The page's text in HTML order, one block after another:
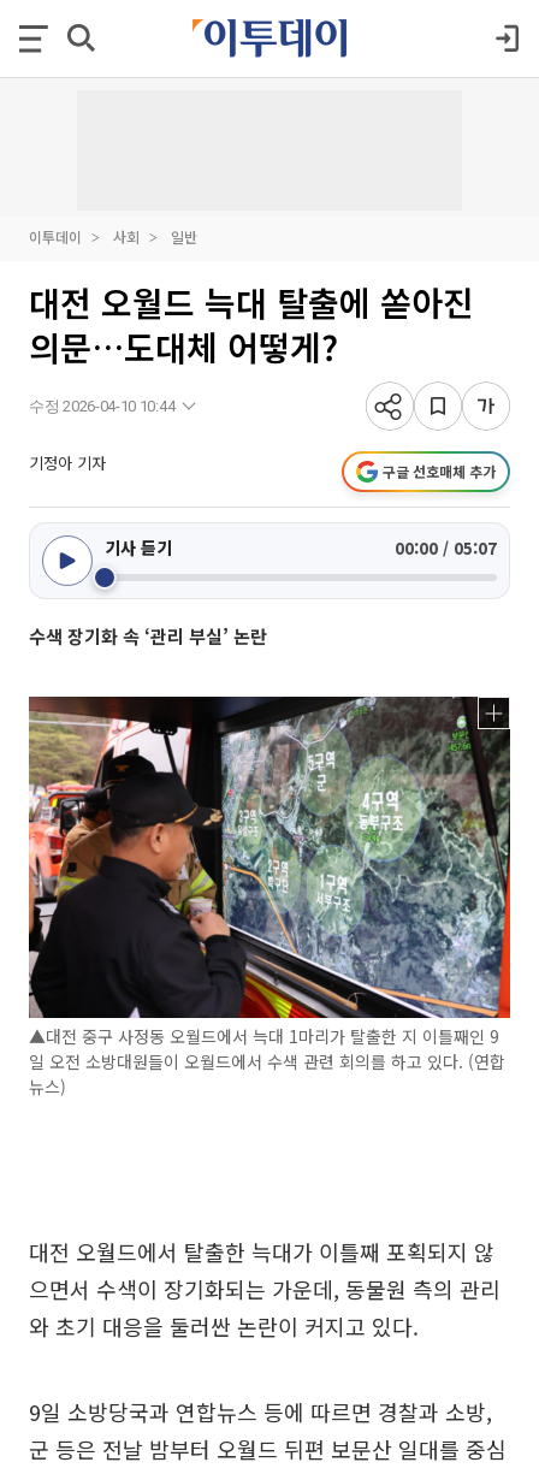
이투데이 사회 일반
대전 오월드 늑대 탈출에 쏟아진
의문…도대체 어떻게?
수정 2026-04-10 10:44
기정아 기자 구글 선호매체 추가
기사 듣기 00:00 / 05:07
수색 장기화 속 ‘관리 부실’ 논란
▲대전 중구 사정동 오월드에서 늑대 1마리가 탈출한 지 이틀째인 9
일 오전 소방대원들이 오월드에서 수색 관련 회의를 하고 있다. (연합
뉴스)
대전 오월드에서 탈출한 늑대가 이틀째 포획되지 않
으면서 수색이 장기화되는 가운데, 동물원 측의 관리
와 초기 대응을 둘러싼 논란이 커지고 있다.
9일 소방당국과 연합뉴스 등에 따르면 경찰과 소방,
군 등은 전날 밤부터 오월드 뒤편 보문산 일대를 중심